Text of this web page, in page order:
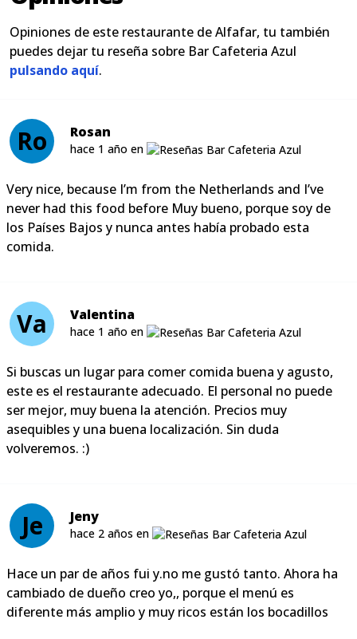
Opiniones de este restaurante de Alfafar, tu también
puedes dejar tu reseña sobre Bar Cafeteria Azul
pulsando aquí.
Ro Rosan
hace 1 año en
Very nice, because I’m from the Netherlands and I’ve
never had this food before Muy bueno, porque soy de
los Países Bajos y nunca antes había probado esta
comida.
Va Valentina
hace 1 año en
Si buscas un lugar para comer comida buena y agusto,
este es el restaurante adecuado. El personal no puede
ser mejor, muy buena la atención. Precios muy
asequibles y una buena localización. Sin duda
volveremos. :)
Je Jeny
hace 2 años en
Hace un par de años fui y.no me gustó tanto. Ahora ha
cambiado de dueño creo yo,, porque el menú es
diferente más amplio y muy ricos están los bocadillos